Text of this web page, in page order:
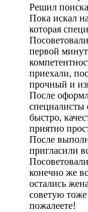
Решил
Пока искал
которая
первой
приехали,
прочный и
После
специалисты
быстро,
приятно
После
пригласили
конечно же
остались
советую
пожалеете!